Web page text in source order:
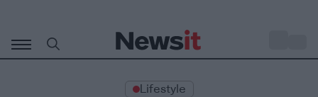
περιεχόμενο
Lifestyle